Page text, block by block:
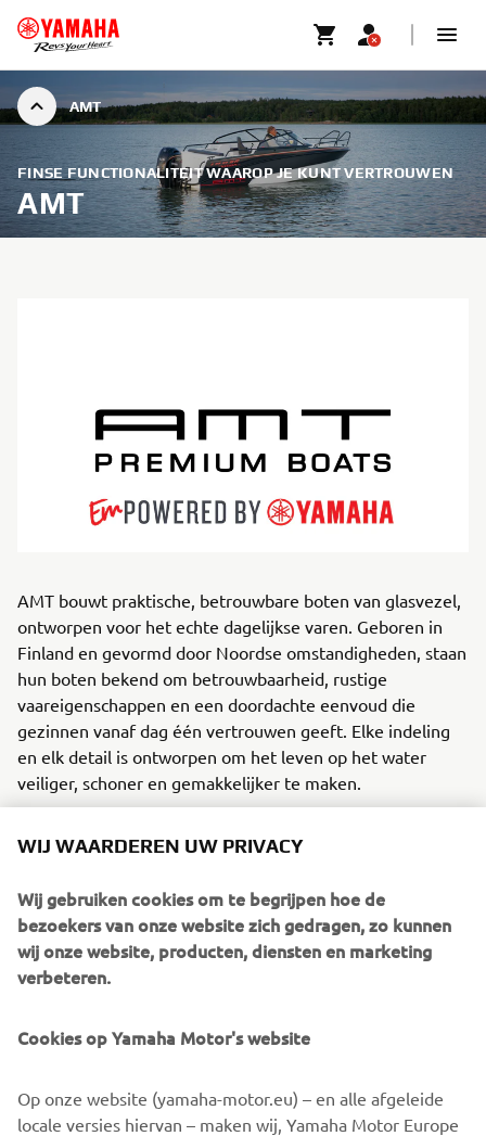
AMT
FINSE FUNCTIONALITEIT WAAROP JE KUNT VERTROUWEN
AMT
AMT bouwt praktische, betrouwbare boten van glasvezel,
ontworpen voor het echte dagelijkse varen. Geboren in
Finland en gevormd door Noordse omstandigheden, staan
hun boten bekend om betrouwbaarheid, rustige
vaareigenschappen en een doordachte eenvoud die
gezinnen vanaf dag één vertrouwen geeft. Elke indeling
en elk detail is ontworpen om het leven op het water
veiliger, schoner en gemakkelijker te maken.
AMT bouwt boten voor recreatievaarders, forenzen en
bowriders, daycruisers en centre‑consolemodellen, ideaal
voor meren, eilandengroepen en beschutte kusten. De
focus van het bedrijf ligt op efficiënte prestaties,
krachtige zeewaardigheid en onderhoudsarm
voor watersporters die waarde hechten aan comfort
zonder onnodige complexiteit.
WIJ WAARDEREN UW PRIVACY
Wij gebruiken cookies om te begrijpen hoe de
bezoekers van onze website zich gedragen, zo kunnen
wij onze website, producten, diensten en marketing
verbeteren.
Cookies op Yamaha Motor's website
Op onze website (yamaha-motor.eu) – en alle afgeleide
locale versies hiervan – maken wij, Yamaha Motor Europe